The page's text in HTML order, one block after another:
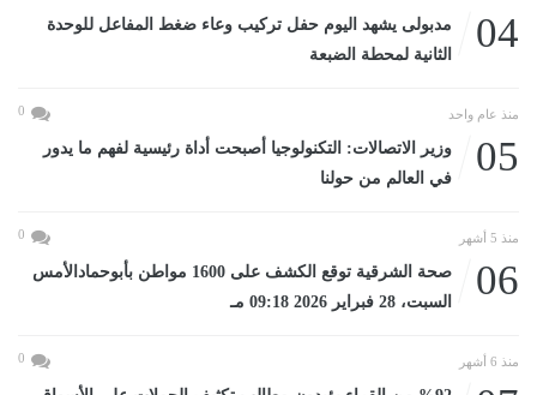
04
مدبولى يشهد اليوم حفل تركيب وعاء ضغط المفاعل للوحدة
الثانية لمحطة الضبعة
منذ عام واحد 0
05
وزير الاتصالات: التكنولوجيا أصبحت أداة رئيسية لفهم ما يدور
في العالم من حولنا
منذ 5 أشهر 0
06
صحة الشرقية توقع الكشف على 1600 مواطن بأبوحمادالأمس
السبت، 28 فبراير 2026 09:18 مـ
منذ 6 أشهر 0